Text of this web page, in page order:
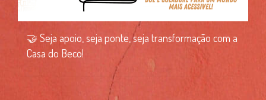
🤝 Seja apoio, seja ponte, seja transformação com a
Casa do Beco!